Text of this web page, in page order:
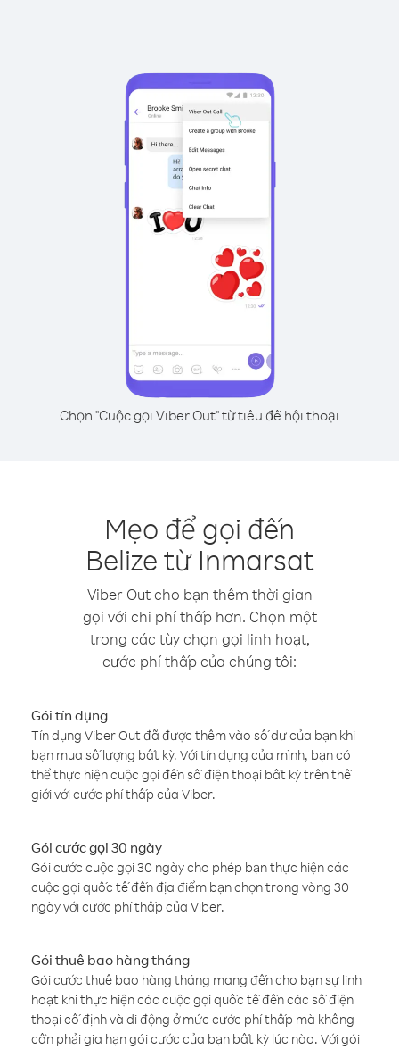
Chọn "Cuộc gọi Viber Out" từ tiêu đề hội thoại
Mẹo để gọi đến
Belize từ Inmarsat
Viber Out cho bạn thêm thời gian
gọi với chi phí thấp hơn. Chọn một
trong các tùy chọn gọi linh hoạt,
cước phí thấp của chúng tôi:
Gói tín dụng
Tín dụng Viber Out đã được thêm vào số dư của bạn khi
bạn mua số lượng bất kỳ. Với tín dụng của mình, bạn có
thể thực hiện cuộc gọi đến số điện thoại bất kỳ trên thế
giới với cước phí thấp của Viber.
Gói cước gọi 30 ngày
Gói cước cuộc gọi 30 ngày cho phép bạn thực hiện các
cuộc gọi quốc tế đến địa điểm bạn chọn trong vòng 30
ngày với cước phí thấp của Viber.
Gói thuê bao hàng tháng
Gói cước thuê bao hàng tháng mang đến cho bạn sự linh
hoạt khi thực hiện các cuộc gọi quốc tế đến các số điện
thoại cố định và di động ở mức cước phí thấp mà không
cần phải gia hạn gói cước của bạn bất kỳ lúc nào. Với gói